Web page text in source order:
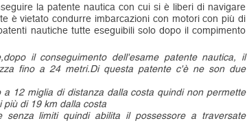
la patente nautica con cui si è liberi di navigare
è vietato condurre imbarcazioni con motori con più di
nautiche tutte eseguibili solo dopo il compimento
il conseguimento dell'esame patente nautica, il
fino a 24 metri.Di questa patente c'è ne son due
12 miglia di distanza dalla costa quindi non permette
di 19 km dalla costa
senza limiti quindi abilita il possessore a traversate